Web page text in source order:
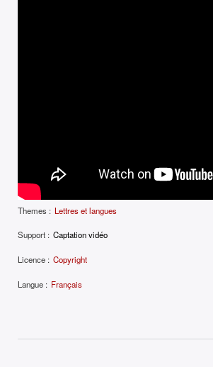
Themes : Lettres et langues
Support : Captation vidéo
Licence : Copyright
Langue : Français